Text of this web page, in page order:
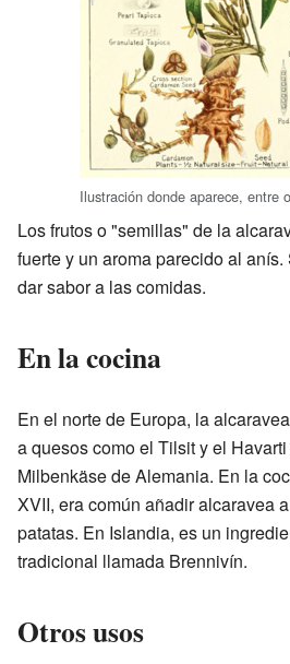
Ilustración donde aparece, entre
Los frutos o "semillas" de la
fuerte y un aroma parecido al
dar sabor a las comidas.
En la cocina
En el norte de Europa, la
a quesos como el Tilsit y el
Milbenkäse de Alemania. En la
XVII, era común añadir alcaravea
patatas. En Islandia, es un
tradicional llamada Brennivín.
Otros usos